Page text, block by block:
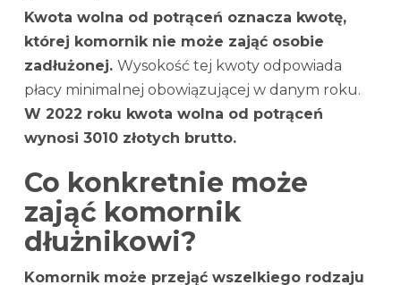
Kwota wolna od potrąceń oznacza kwotę,
której komornik nie może zająć osobie
zadłużonej. Wysokość tej kwoty odpowiada
płacy minimalnej obowiązującej w danym roku.
W 2022 roku kwota wolna od potrąceń
wynosi 3010 złotych brutto.
Co konkretnie może
zająć komornik
dłużnikowi?
Komornik może przejąć wszelkiego rodzaju